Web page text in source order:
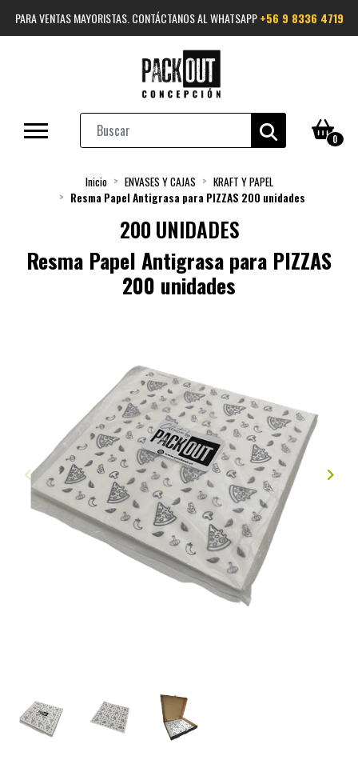
PARA VENTAS MAYORISTAS. CONTÁCTANOS AL WHATSAPP+56 9 8336 4719
0
Inicio ENVASES Y CAJAS
KRAFT Y PAPEL
Resma Papel Antigrasa para PIZZAS 200 unidades
200 UNIDADES
Resma Papel Antigrasa para PIZZAS
200 unidades